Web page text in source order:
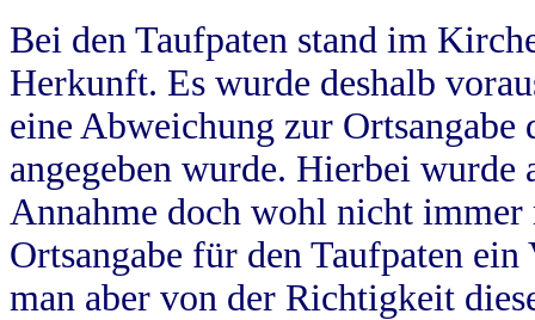
Bei den Taufpaten stand im
Herkunft. Es wurde deshalb
eine Abweichung zur
angegeben wurde. Hierbei wurde
Annahme doch wohl nicht
Ortsangabe für den Taufpaten
man aber von der Richtigkeit